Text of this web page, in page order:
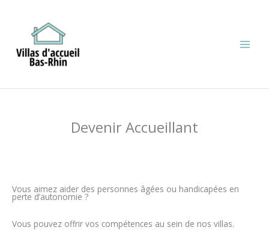
Devenir Accueillant
Vous aimez aider des personnes âgées ou handicapées en
perte d’autonomie ?
Vous pouvez offrir vos compétences au sein de nos villas.